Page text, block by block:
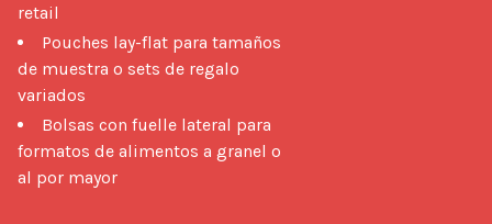
retail
Pouches lay-flat para tamaños
de muestra o sets de regalo
variados
Bolsas con fuelle lateral para
formatos de alimentos a granel o
al por mayor